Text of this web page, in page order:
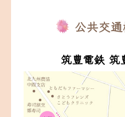
公共交
筑豊電鉄 筑